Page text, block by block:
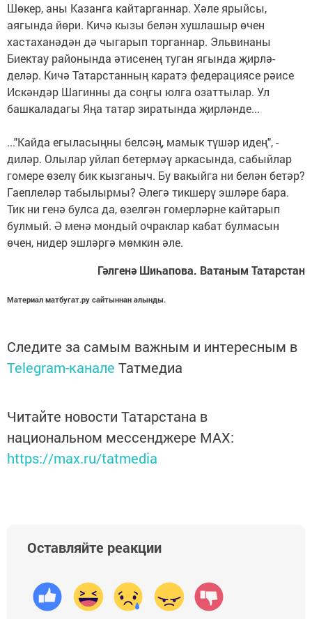
Шөкер, аны Казанга кайтарганнар. Хәле ярыйсы,
аягында йөри. Кичә кызы белән хушлашыр өчен
хастаханә­дән дә чыгарып торганнар. Эльвинаны
Биектау районында әтисе­нең туган ягында җирлә­
деләр. Кичә Татар­станның каратэ федерациясе рәисе
Искән­дәр Шагинны да соңгы юлга озаттылар. Ул
башкаладагы Яңа татар зиратында җир­ләнде...
..."Кайда егыласыңны белсәң, мамык түшәр идең", -
диләр. Олылар уйлап бе­термәү аркасында, сабыйлар
гомере өзелү бик кызганыч. Бу вакыйга ни белән бетәр?
Гаеплеләр табылырмы? Әлегә тикшерү эшләре бара.
Тик ни генә булса да, өзелгән гомерләрне кайтарып
булмый. Ә менә мондый очраклар кабат булмасын
өчен, нидер эшләргә мөмкин әле.
Гәлгенә Шиһапова. Ватаным Татарстан
Материал матбугат.ру сайтыннан алынды.
Следите за самым важным и интересным в
Telegram-канале Татмедиа
Читайте новости Татарстана в
национальном мессенджере MАХ:
https://max.ru/tatmedia
Оставляйте реакции